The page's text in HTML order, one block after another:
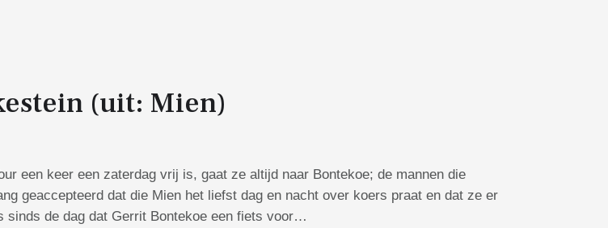
(uit: Mien)
een keer een zaterdag vrij is, gaat ze altijd naar Bontekoe; de mannen die
geaccepteerd dat die Mien het liefst dag en nacht over koers praat en dat ze er
sinds de dag dat Gerrit Bontekoe een fiets voor…